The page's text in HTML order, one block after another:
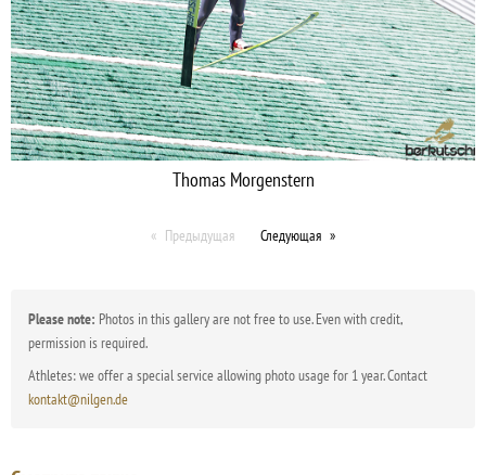
Thomas Morgenstern
Предыдущая Следующая
Please note: Photos in this gallery are not free to use. Even with credit,
permission is required.
Athletes: we offer a special service allowing photo usage for 1 year. Contact
kontakt@nilgen.de